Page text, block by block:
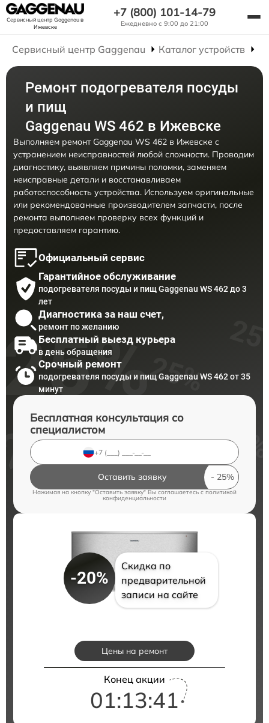
Сервисный центр Gaggenauв
Ижевске
+7 (800) 101-14-79
Ежедневно с 9:00 до 21:00
Сервисный центр Gaggenau Каталог устройств
Ремонт подогревателя посуды
и пищ
Gaggenau WS 462 в Ижевске
Выполняем ремонт Gaggenau WS 462 в Ижевске с
устранением неисправностей любой сложности. Проводим
диагностику, выявляем причины поломки, заменяем
неисправные детали и восстанавливаем
работоспособность устройства. Используем оригинальные
или рекомендованные производителем запчасти, после
ремонта выполняем проверку всех функций и
предоставляем гарантию.
Официальный сервис
Гарантийное обслуживание
подогревателя посуды и пищ Gaggenau WS 462 до 3
лет
Диагностика за наш счет,
ремонт по желанию
Бесплатный выезд курьера
в день обращения
Срочный ремонт
подогревателя посуды и пищ Gaggenau WS 462 от 35
минут
Бесплатная консультация со
специалистом
Оставить заявку
Нажимая на кнопку "Оставить заявку" Вы соглашаетесь c политикой
конфиденциальности
-20%
Скидка по
предварительной
записи на сайте
Цены на ремонт
Конец акции
01:13:41